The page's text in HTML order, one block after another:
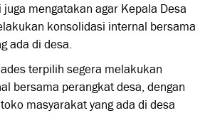
mengatakan agar Kepala Desa
konsolidasi internal bersama
ada di desa.
terpilih segera melakukan
bersama perangkat desa, dengan
masyarakat yang ada di desa